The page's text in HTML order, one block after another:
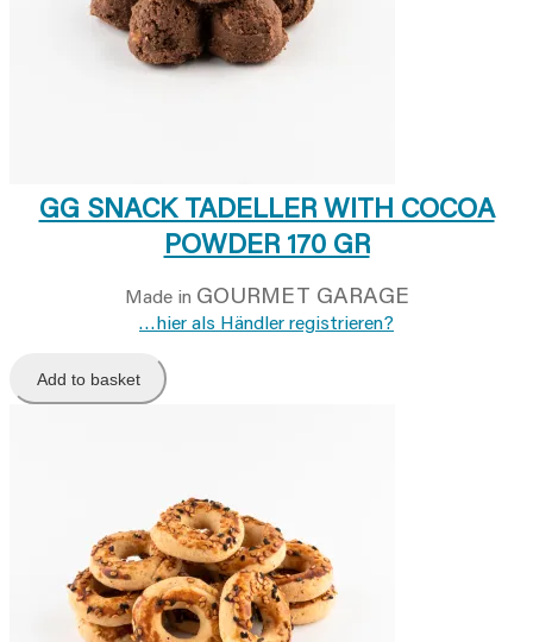
GG SNACK TADELLER WITH COCOA
POWDER 170 GR
Made in GOURMET GARAGE
…hier als Händler registrieren?
Add to basket